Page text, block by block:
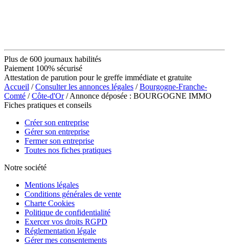
Plus de 600 journaux habilités
Paiement 100% sécurisé
Attestation de parution pour le greffe immédiate et gratuite
Accueil /Consulter les annonces légales /Bourgogne-Franche-
Comté /Côte-d'Or/ Annonce déposée : BOURGOGNE IMMO
Fiches pratiques et conseils
Créer son entreprise
Gérer son entreprise
Fermer son entreprise
Toutes nos fiches pratiques
Notre société
Mentions légales
Conditions générales de vente
Charte Cookies
Politique de confidentialité
Exercer vos droits RGPD
Réglementation légale
Gérer mes consentements